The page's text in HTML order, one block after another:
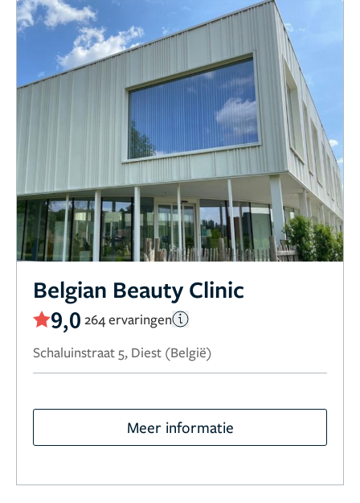
Belgian Beauty Clinic
9,0 264 ervaringen
Schaluinstraat 5, Diest (België)
Meer informatie